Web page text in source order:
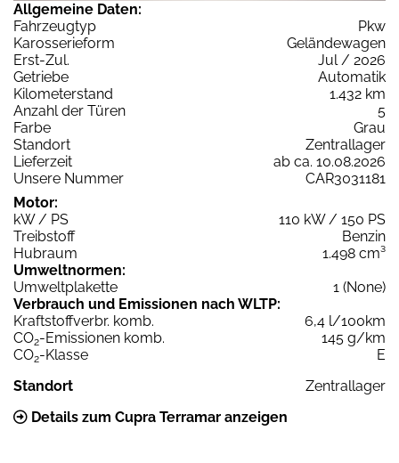
Allgemeine Daten:
Fahrzeugtyp
Pkw
Karosserieform
Geländewagen
Erst-Zul.
Jul / 2026
Getriebe
Automatik
Kilometerstand
1.432 km
Anzahl der Türen
5
Farbe
Grau
Standort
Zentrallager
Lieferzeit
ab ca. 10.08.2026
Unsere Nummer
CAR3031181
Motor:
kW / PS
110 kW / 150 PS
Treibstoff
Benzin
Hubraum
1.498 cm³
Umweltnormen:
Umweltplakette
1 (None)
Verbrauch und Emissionen nach WLTP:
Kraftstoffverbr. komb.
6,4 l/100km
CO2-Emissionen komb.
145 g/km
CO2-Klasse
E
Standort
Zentrallager
Details zum Cupra Terramar anzeigen